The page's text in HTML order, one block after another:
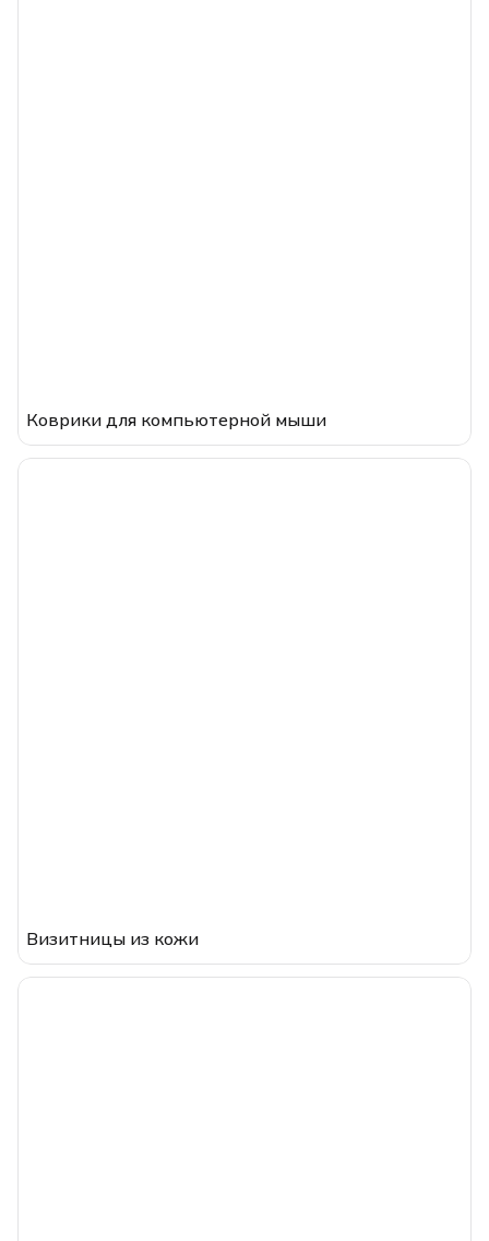
Коврики для компьютерной мыши
Визитницы из кожи